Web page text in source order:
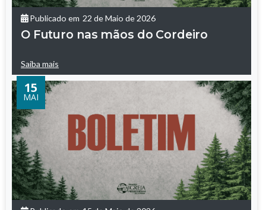
Publicado em 22 de Maio de 2026
O Futuro nas mãos do Cordeiro
Saiba mais
15
MAI